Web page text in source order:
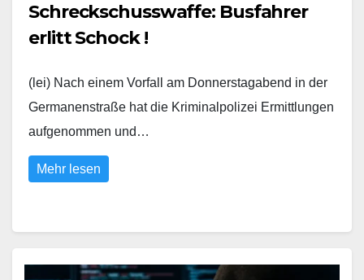
Schreckschusswaffe: Busfahrer
erlitt Schock !
(lei) Nach einem Vorfall am Donnerstagabend in der
Germanenstraße hat die Kriminalpolizei Ermittlungen
aufgenommen und…
Mehr lesen